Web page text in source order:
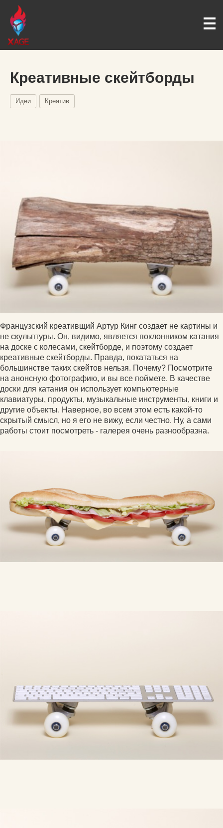
Креативные скейтборды
Идеи Креатив
Французский креативщий Артур Кинг создает не картины и
не скульптуры. Он, видимо, является поклонником катания
на доске с колесами, скейтборде, и поэтому создает
креативные скейтборды. Правда, покататься на
большинстве таких скейтов нельзя. Почему? Посмотрите
на анонсную фотографию, и вы все поймете. В качестве
доски для катания он использует компьютерные
клавиатуры, продукты, музыкальные инструменты, книги и
другие объекты. Наверное, во всем этом есть какой-то
скрытый смысл, но я его не вижу, если честно. Ну, а сами
работы стоит посмотреть - галерея очень разнообразна.